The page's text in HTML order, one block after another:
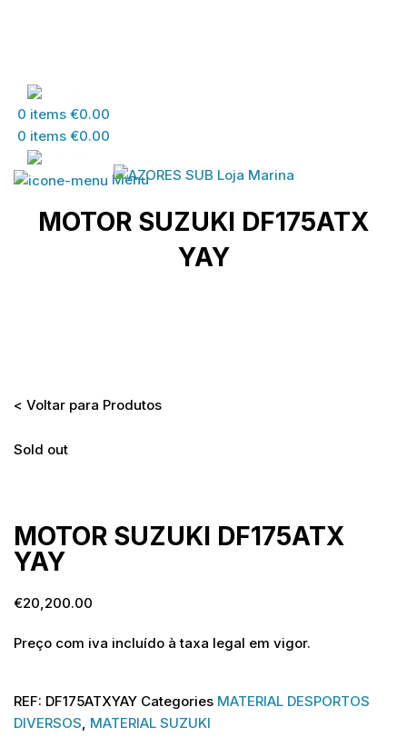
0 items €0.00
0 items €0.00
Menu
MOTOR SUZUKI DF175ATX
YAY
< Voltar para Produtos
Sold out
MOTOR SUZUKI DF175ATX
YAY
€20,200.00
Preço com iva incluído à taxa legal em vigor.
REF: DF175ATXYAY Categories MATERIAL DESPORTOS
DIVERSOS, MATERIAL SUZUKI